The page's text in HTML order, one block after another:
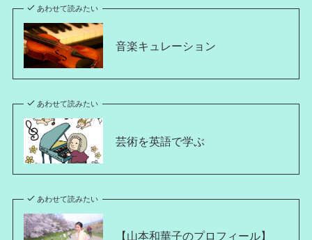
あわせて読みたい
音楽キュレーション
あわせて読みたい
芸術を英語で学ぶ
あわせて読みたい
【山本和華子のプロフィール】